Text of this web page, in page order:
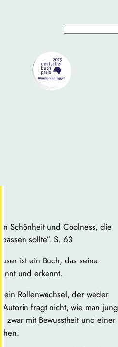
Schönheit und Coolness, die
sollte“. S. 63
ist ein Buch, das seine
und erkennt.
ein Rollenwechsel, der weder
Autorin fragt nicht, wie man jung
zwar mit Bewusstheit und einer